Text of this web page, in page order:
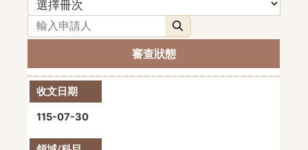
申請人 搜尋
審查狀態
115-07-30